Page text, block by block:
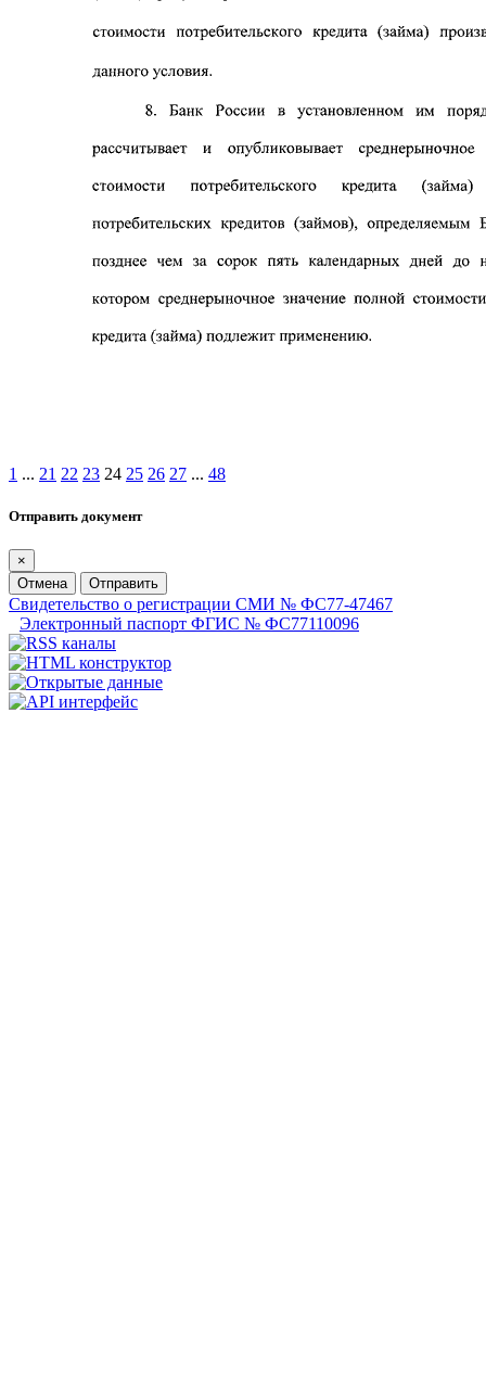
1 ... 21 22 23 24 25 26 27 ... 48
Отправить документ
×
Отмена
Отправить
Свидетельство о регистрации СМИ № ФС77-47467
Электронный паспорт ФГИС № ФС77110096